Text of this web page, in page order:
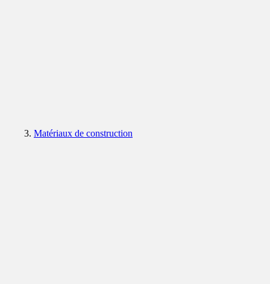
Matériaux de construction